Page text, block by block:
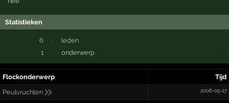
Statistieken
6 ·
leden
1
· onderwerp
Flockonderwerp
Tijd
Peulvruchten
2006-05-27